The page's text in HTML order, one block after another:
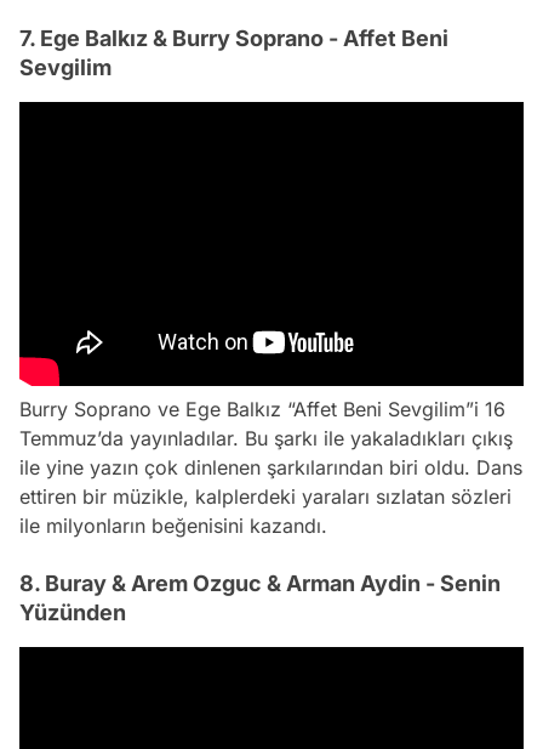
7. Ege Balkız & Burry Soprano - Affet Beni
Sevgilim
Burry Soprano ve Ege Balkız “Affet Beni Sevgilim”i 16
Temmuz’da yayınladılar. Bu şarkı ile yakaladıkları çıkış
ile yine yazın çok dinlenen şarkılarından biri oldu. Dans
ettiren bir müzikle, kalplerdeki yaraları sızlatan sözleri
ile milyonların beğenisini kazandı.
8. Buray & Arem Ozguc & Arman Aydin - Senin
Yüzünden